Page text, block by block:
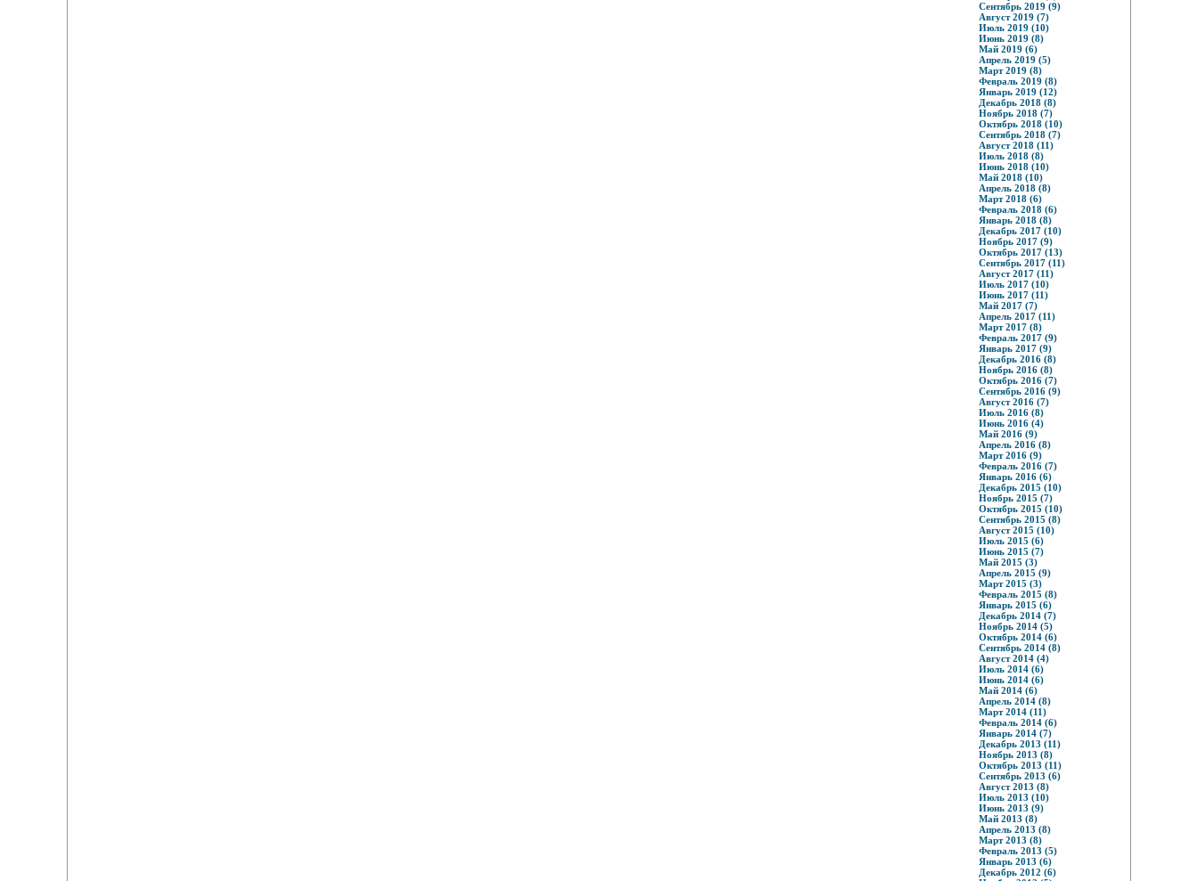
Сентябрь 2019 (9)
Август 2019 (7)
Июль 2019 (10)
Июнь 2019 (8)
Май 2019 (6)
Апрель 2019 (5)
Март 2019 (8)
Февраль 2019 (8)
Январь 2019 (12)
Декабрь 2018 (8)
Ноябрь 2018 (7)
Октябрь 2018 (10)
Сентябрь 2018 (7)
Август 2018 (11)
Июль 2018 (8)
Июнь 2018 (10)
Май 2018 (10)
Апрель 2018 (8)
Март 2018 (6)
Февраль 2018 (6)
Январь 2018 (8)
Декабрь 2017 (10)
Ноябрь 2017 (9)
Октябрь 2017 (13)
Сентябрь 2017 (11)
Август 2017 (11)
Июль 2017 (10)
Июнь 2017 (11)
Май 2017 (7)
Апрель 2017 (11)
Март 2017 (8)
Февраль 2017 (9)
Январь 2017 (9)
Декабрь 2016 (8)
Ноябрь 2016 (8)
Октябрь 2016 (7)
Сентябрь 2016 (9)
Август 2016 (7)
Июль 2016 (8)
Июнь 2016 (4)
Май 2016 (9)
Апрель 2016 (8)
Март 2016 (9)
Февраль 2016 (7)
Январь 2016 (6)
Декабрь 2015 (10)
Ноябрь 2015 (7)
Октябрь 2015 (10)
Сентябрь 2015 (8)
Август 2015 (10)
Июль 2015 (6)
Июнь 2015 (7)
Май 2015 (3)
Апрель 2015 (9)
Март 2015 (3)
Февраль 2015 (8)
Январь 2015 (6)
Декабрь 2014 (7)
Ноябрь 2014 (5)
Октябрь 2014 (6)
Сентябрь 2014 (8)
Август 2014 (4)
Июль 2014 (6)
Июнь 2014 (6)
Май 2014 (6)
Апрель 2014 (8)
Март 2014 (11)
Февраль 2014 (6)
Январь 2014 (7)
Декабрь 2013 (11)
Ноябрь 2013 (8)
Октябрь 2013 (11)
Сентябрь 2013 (6)
Август 2013 (8)
Июль 2013 (10)
Июнь 2013 (9)
Май 2013 (8)
Апрель 2013 (8)
Март 2013 (8)
Февраль 2013 (5)
Январь 2013 (6)
Декабрь 2012 (6)